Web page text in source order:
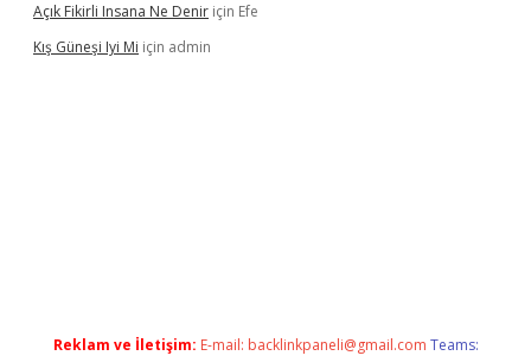
Açık Fikirli Insana Ne Denir için Efe
Kış Güneşi Iyi Mi için admin
Reklam ve İletişim: E-mail: backlinkpaneli@gmail.com Teams: